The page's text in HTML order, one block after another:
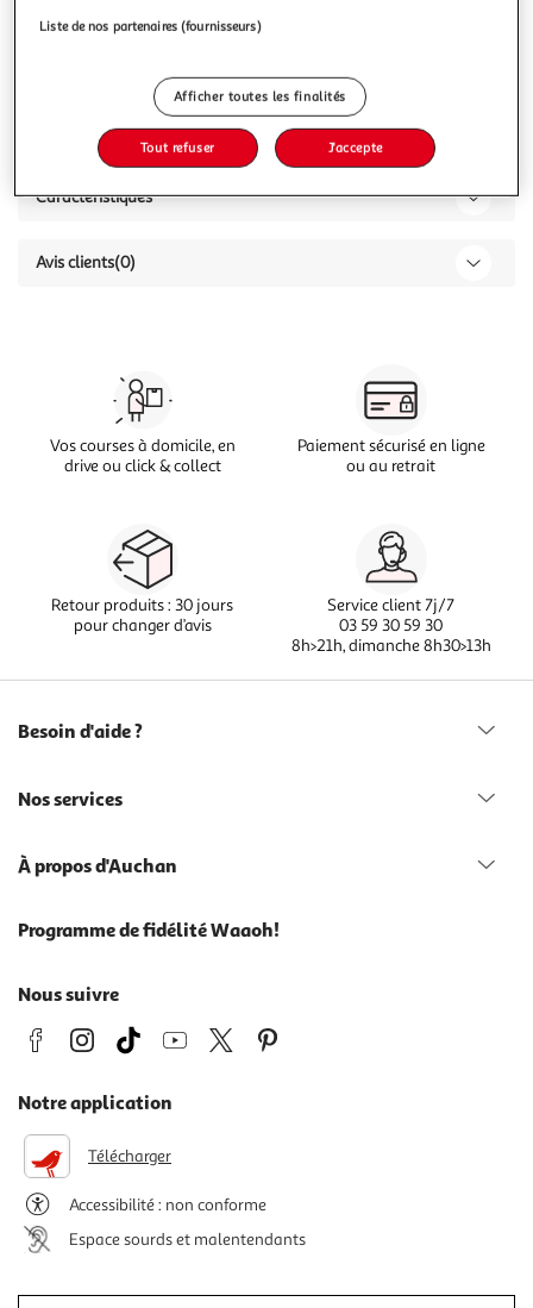
Description
Caractéristiques
Avis clients(0)
Vos courses à domicile, en
drive ou click & collect
Paiement sécurisé en ligne
ou au retrait
Retour produits : 30 jours
pour changer d’avis
Service client 7j/7
03 59 30 59 30
8h>21h, dimanche 8h30>13h
Besoin d'aide ?
Nos services
À propos d'Auchan
Programme de fidélité Waaoh!
Nous suivre
Notre application
Télécharger
Accessibilité : non conforme
Espace sourds et malentendants
Liste de nos partenaires (fournisseurs)
Afficher toutes les finalités
Tout refuser J'accepte